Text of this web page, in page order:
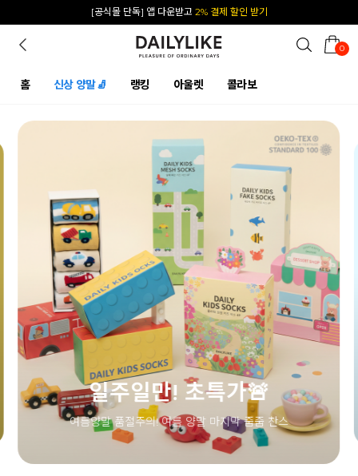
카카오 플친 추가하면1천원 즉시 할인 쿠폰
0
홈 신상 양말🧦 랭킹 아울렛 콜라보
🚨
줍줍 찬스